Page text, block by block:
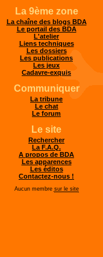
La 9ème zone
La chaîne des blogs BDA
Le portail des BDA
L'atelier
Liens techniques
Les dossiers
Les publications
Les jeux
Cadavre-exquis
Communiquer
La tribune
Le chat
Le forum
Le site
Rechercher
La F.A.Q.
A propos de BDA
Les apparences
Les éditos
Contactez-nous !
Aucun membre sur le site